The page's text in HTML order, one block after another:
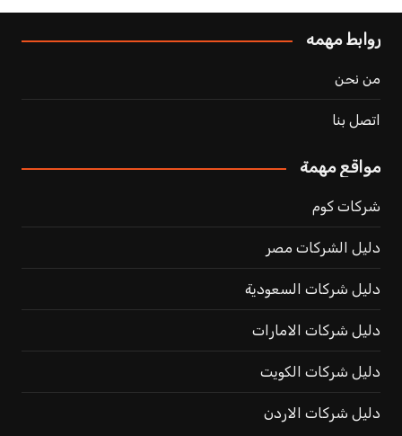
روابط مهمه
من نحن
اتصل بنا
مواقع مهمة
شركات كوم
دليل الشركات مصر
دليل شركات السعودية
دليل شركات الامارات
دليل شركات الكويت
دليل شركات الاردن